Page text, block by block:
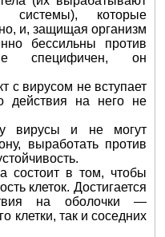
системы), которые
и, защищая организм
бессильны против
специфичен, он
с вирусом не вступает
действия на него не
вирусы и не могут
выработать против
состоит в том, чтобы
клеток. Достигается
на оболочки —
клетки, так и соседних